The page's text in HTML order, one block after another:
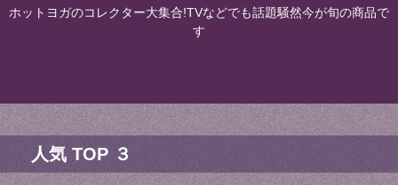
ホットヨガのコレクター大集合!TVなどでも話題騒然今が旬の商品で
す
人気 TOP ３